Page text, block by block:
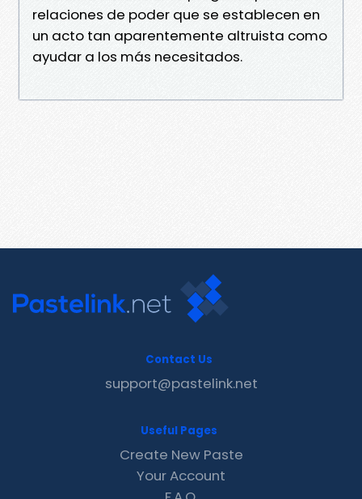
relaciones de poder que se establecen en
un acto tan aparentemente altruista como
ayudar a los más necesitados.
Contact Us
support@pastelink.net
Useful Pages
Create New Paste
Your Account